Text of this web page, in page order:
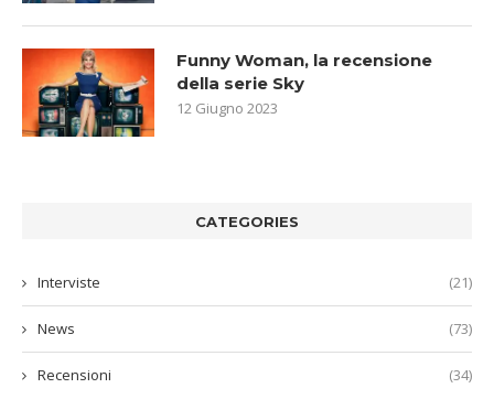
Funny Woman, la recensione
della serie Sky
12 Giugno 2023
CATEGORIES
Interviste (21)
News (73)
Recensioni (34)